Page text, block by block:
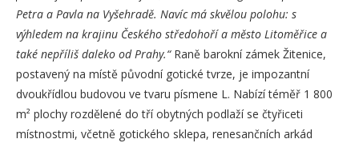
Petra a Pavla na Vyšehradě. Navíc má skvělou polohu: s
výhledem na krajinu Českého středohoří a město Litoměřice a
také nepříliš daleko od Prahy.“ Raně barokní zámek Žitenice,
postavený na místě původní gotické tvrze, je impozantní
dvoukřídlou budovou ve tvaru písmene L. Nabízí téměř 1 800
m² plochy rozdělené do tří obytných podlaží se čtyřiceti
místnostmi, včetně gotického sklepa, renesančních arkád